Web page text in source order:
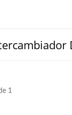
1
De Tofu